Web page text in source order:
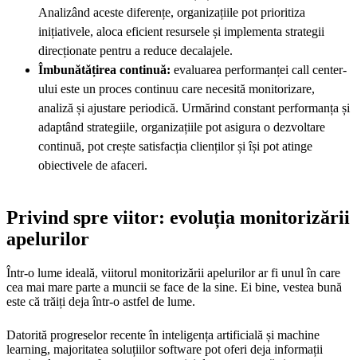
Analizând aceste diferențe, organizațiile pot prioritiza
inițiativele, aloca eficient resursele și implementa strategii
direcționate pentru a reduce decalajele.
Îmbunătățirea continuă: evaluarea performanței call center-
ului este un proces continuu care necesită monitorizare,
analiză și ajustare periodică. Urmărind constant performanța și
adaptând strategiile, organizațiile pot asigura o dezvoltare
continuă, pot crește satisfacția clienților și își pot atinge
obiectivele de afaceri.
Privind spre viitor: evoluția monitorizării
apelurilor
Într-o lume ideală, viitorul monitorizării apelurilor ar fi unul în care
cea mai mare parte a muncii se face de la sine. Ei bine, vestea bună
este că trăiți deja într-o astfel de lume.
Datorită progreselor recente în inteligența artificială și machine
learning, majoritatea soluțiilor software pot oferi deja informații